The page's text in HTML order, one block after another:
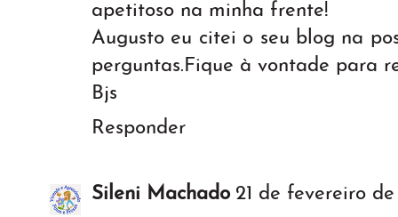
apetitoso na minha frente!
Augusto eu citei o seu blog na
perguntas.Fique à vontade para
Bjs
Responder
Sileni Machado 21 de fevereiro